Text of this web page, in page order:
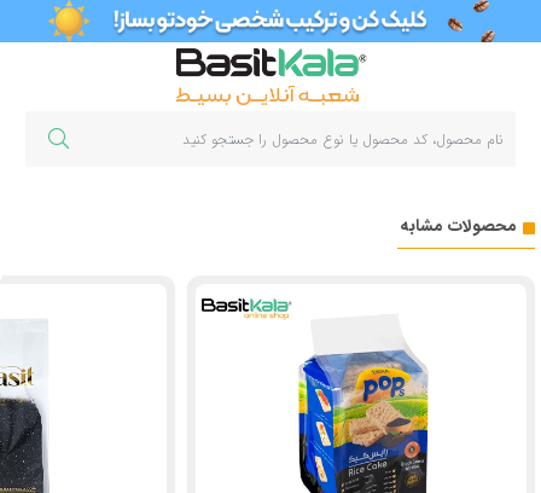
محصولات مشابه